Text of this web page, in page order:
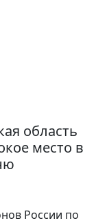
область
место в
России по